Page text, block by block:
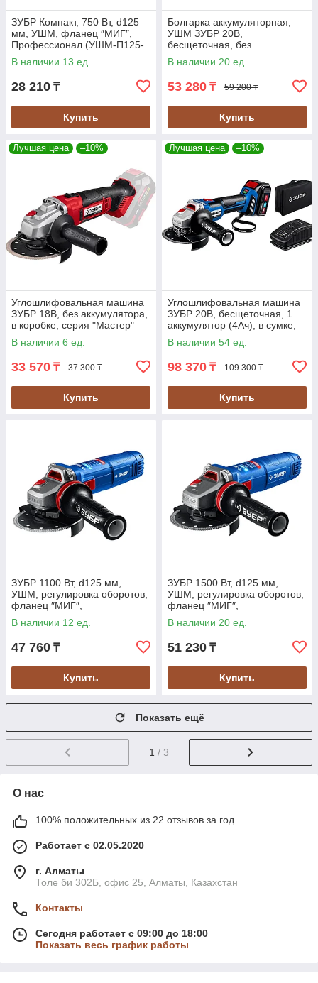
ЗУБР Компакт, 750 Вт, d125
мм, УШМ, фланец ″МИГ″,
Профессионал (УШМ-П125-
755)
В наличии 13 ед.
28 210 ₸
Купить
Болгарка аккумуляторная,
УШМ ЗУБР 20В,
бесщеточная, без
аккумулятор, в коробке (AB-
125)
В наличии 20 ед.
53 280 ₸ 59 200 ₸
Купить
Лучшая цена –10%
Углошлифовальная машина
ЗУБР 18В, без аккумулятора,
в коробке, серия "Мастер"
(УШМ-18-125)
В наличии 6 ед.
33 570 ₸ 37 300 ₸
Купить
Лучшая цена –10%
Углошлифовальная машина
ЗУБР 20В, бесщеточная, 1
аккумулятор (4Ач), в сумке,
серия "Профессионал" (AB-
125-41)
В наличии 54 ед.
98 370 ₸ 109 300 ₸
Купить
ЗУБР 1100 Вт, d125 мм,
УШМ, регулировка оборотов,
фланец ″МИГ″,
Профессионал (УШМ-П125-
1105 Э)
В наличии 12 ед.
47 760 ₸
Купить
ЗУБР 1500 Вт, d125 мм,
УШМ, регулировка оборотов,
фланец ″МИГ″,
Профессионал (УШМ-П125-
1505 ЭПСТ)
В наличии 20 ед.
51 230 ₸
Купить
Показать ещё
1 / 3
О нас
100% положительных из 22 отзывов за год
Работает с 02.05.2020
г. Алматы
Толе би 302Б, офис 25, Алматы, Казахстан
Контакты
Сегодня работает с 09:00 до 18:00
Показать весь график работы